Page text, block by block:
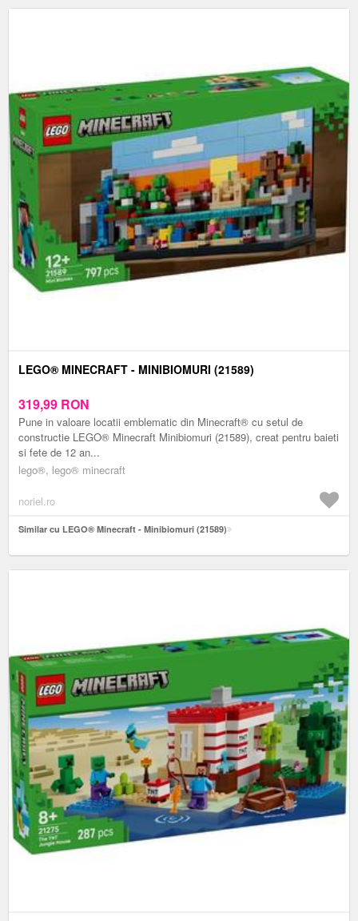
LEGO® MINECRAFT - MINIBIOMURI (21589)
319,99 RON
Pune in valoare locatii emblematic din Minecraft® cu setul de
constructie LEGO® Minecraft Minibiomuri (21589), creat pentru baieti
si fete de 12 an...
lego®, lego® minecraft
noriel.ro
Similar cu LEGO® Minecraft - Minibiomuri (21589)